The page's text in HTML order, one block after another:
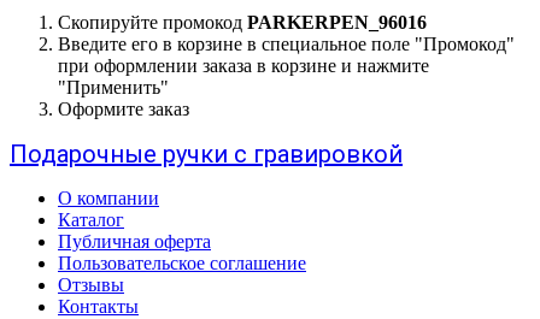
Скопируйте промокод PARKERPEN_96016
Введите его в корзине в специальное поле "Промокод"
при оформлении заказа в корзине и нажмите
"Применить"
Оформите заказ
Подарочные ручки с гравировкой
О компании
Каталог
Публичная оферта
Пользовательское соглашение
Отзывы
Контакты